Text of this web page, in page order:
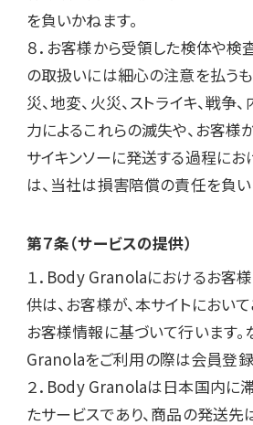
を負いかねます。
８．お客様から受領した検体や検
の取扱いには細心の注意を払う
災、地変、火災、ストライキ、戦争
力によるこれらの滅失や、お客
サイキンソーに発送する過程に
は、当社は損害陪償の責任を負い
第７条（サービスの提供）
１．Body Granolaにおけるお客
供は、お客様が、本サイトにおい
お客様情報に基づいて行います。
Granolaをご利用の際は会員登録
２．Body Granolaは日本国内に
たサービスであり、商品の発送